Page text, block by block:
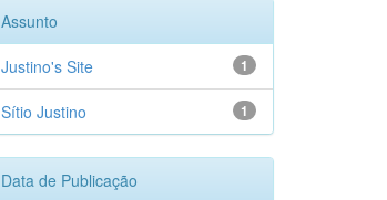
Assunto
1
Justino's Site
1
Sítio Justino
Data de Publicação